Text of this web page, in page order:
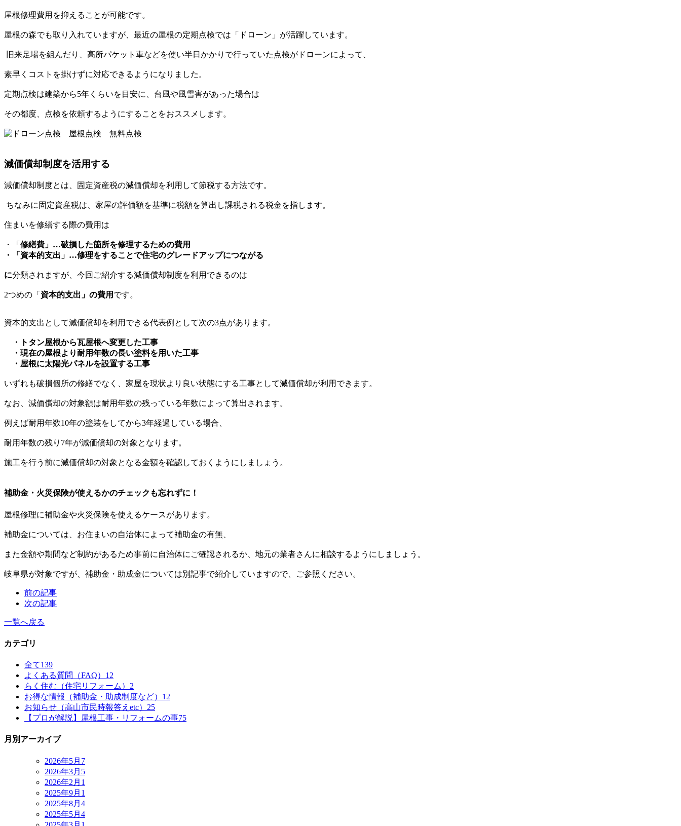
屋根修理費用を抑えることが可能です。
屋根の森でも取り入れていますが、最近の屋根の定期点検では「ドローン」が活躍しています。
旧来足場を組んだり、高所パケット車などを使い半日かかりで行っていた点検がドローンによって、
素早くコストを掛けずに対応できるようになりました。
定期点検は建築から5年くらいを目安に、台風や風雪害があった場合は
その都度、点検を依頼するようにすることをおススメします。
減価償却制度を活用する
減価償却制度とは、固定資産税の減価償却を利用して節税する方法です。
ちなみに固定資産税は、家屋の評価額を基準に税額を算出し課税される税金を指します。
住まいを修繕する際の費用は
・「 修繕費」…破損した箇所を修理するための費用
・「資本的支出」…修理をすることで住宅のグレードアップにつながる
に分類されますが、今回ご紹介する減価償却制度を利用できるのは
2つめの「 資本的支出」の費用 です。
資本的支出として減価償却を利用できる代表例として次の3点があります。
・トタン屋根から瓦屋根へ変更した工事
・現在の屋根より耐用年数の長い塗料を用いた工事
・屋根に太陽光パネルを設置する工事
いずれも破損個所の修繕でなく、家屋を現状より良い状態にする工事として減価償却が利用できます。
なお、減価償却の対象額は耐用年数の残っている年数によって算出されます。
例えば耐用年数10年の塗装をしてから3年経過している場合、
耐用年数の残り7年が減価償却の対象となります。
施工を行う前に減価償却の対象となる金額を確認しておくようにしましょう。
補助金・火災保険が使えるかのチェックも忘れずに！
屋根修理に補助金や火災保険を使えるケースがあります。
補助金については、お住まいの自治体によって補助金の有無、
また金額や期間など制約があるため事前に自治体にご確認されるか、地元の業者さんに相談するようにしましょう。
岐阜県が対象ですが、補助金・助成金については別記事で紹介していますので、ご参照ください。
前の記事
次の記事
一覧へ戻る
カテゴリ
全て139
よくある質問（FAQ） 12
らく住む（住宅リフォーム） 2
お得な情報（補助金・助成制度など） 12
お知らせ（高山市民時報答えetc） 25
【プロが解説】屋根工事・リフォームの事75
月別アーカイブ
2026年5月 7
2026年3月 5
2026年2月 1
2025年9月 1
2025年8月 4
2025年5月 4